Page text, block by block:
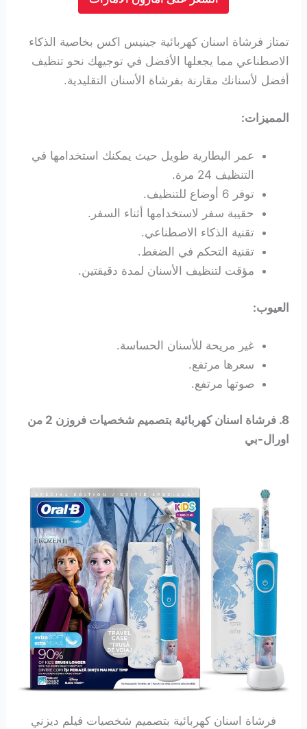
تمتاز فرشاة اسنان كهربائية جينيس اكس بخاصية الذكاء
الاصطناعي مما يجعلها الأفضل في توجيهك نحو تنظيف
أفضل لأسنانك مقارنة بفرشاة الأسنان التقليدية.
المميزات:
عمر البطارية طويل حيث يمكنك استخدامها في
التنظيف 24 مرة.
توفر 6 أوضاع للتنظيف.
حقيبة سفر لاستخدامها أثناء السفر.
تقنية الذكاء الاصطناعي.
تقنية التحكم في الضغط.
مؤقت لتنظيف الأسنان لمدة دقيقتين.
العيوب:
غير مريحة للأسنان الحساسة.
سعرها مرتفع.
صوتها مرتفع.
8. فرشاة اسنان كهربائية بتصميم شخصيات فروزن 2 من
اورال-بي
فرشاة اسنان كهربائية بتصميم شخصيات فيلم ديزني